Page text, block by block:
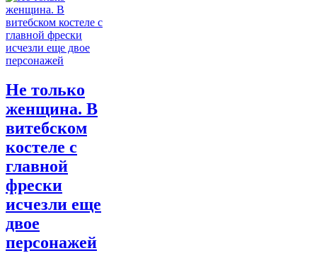
Не только
женщина. В
витебском
костеле с
главной
фрески
исчезли еще
двое
персонажей